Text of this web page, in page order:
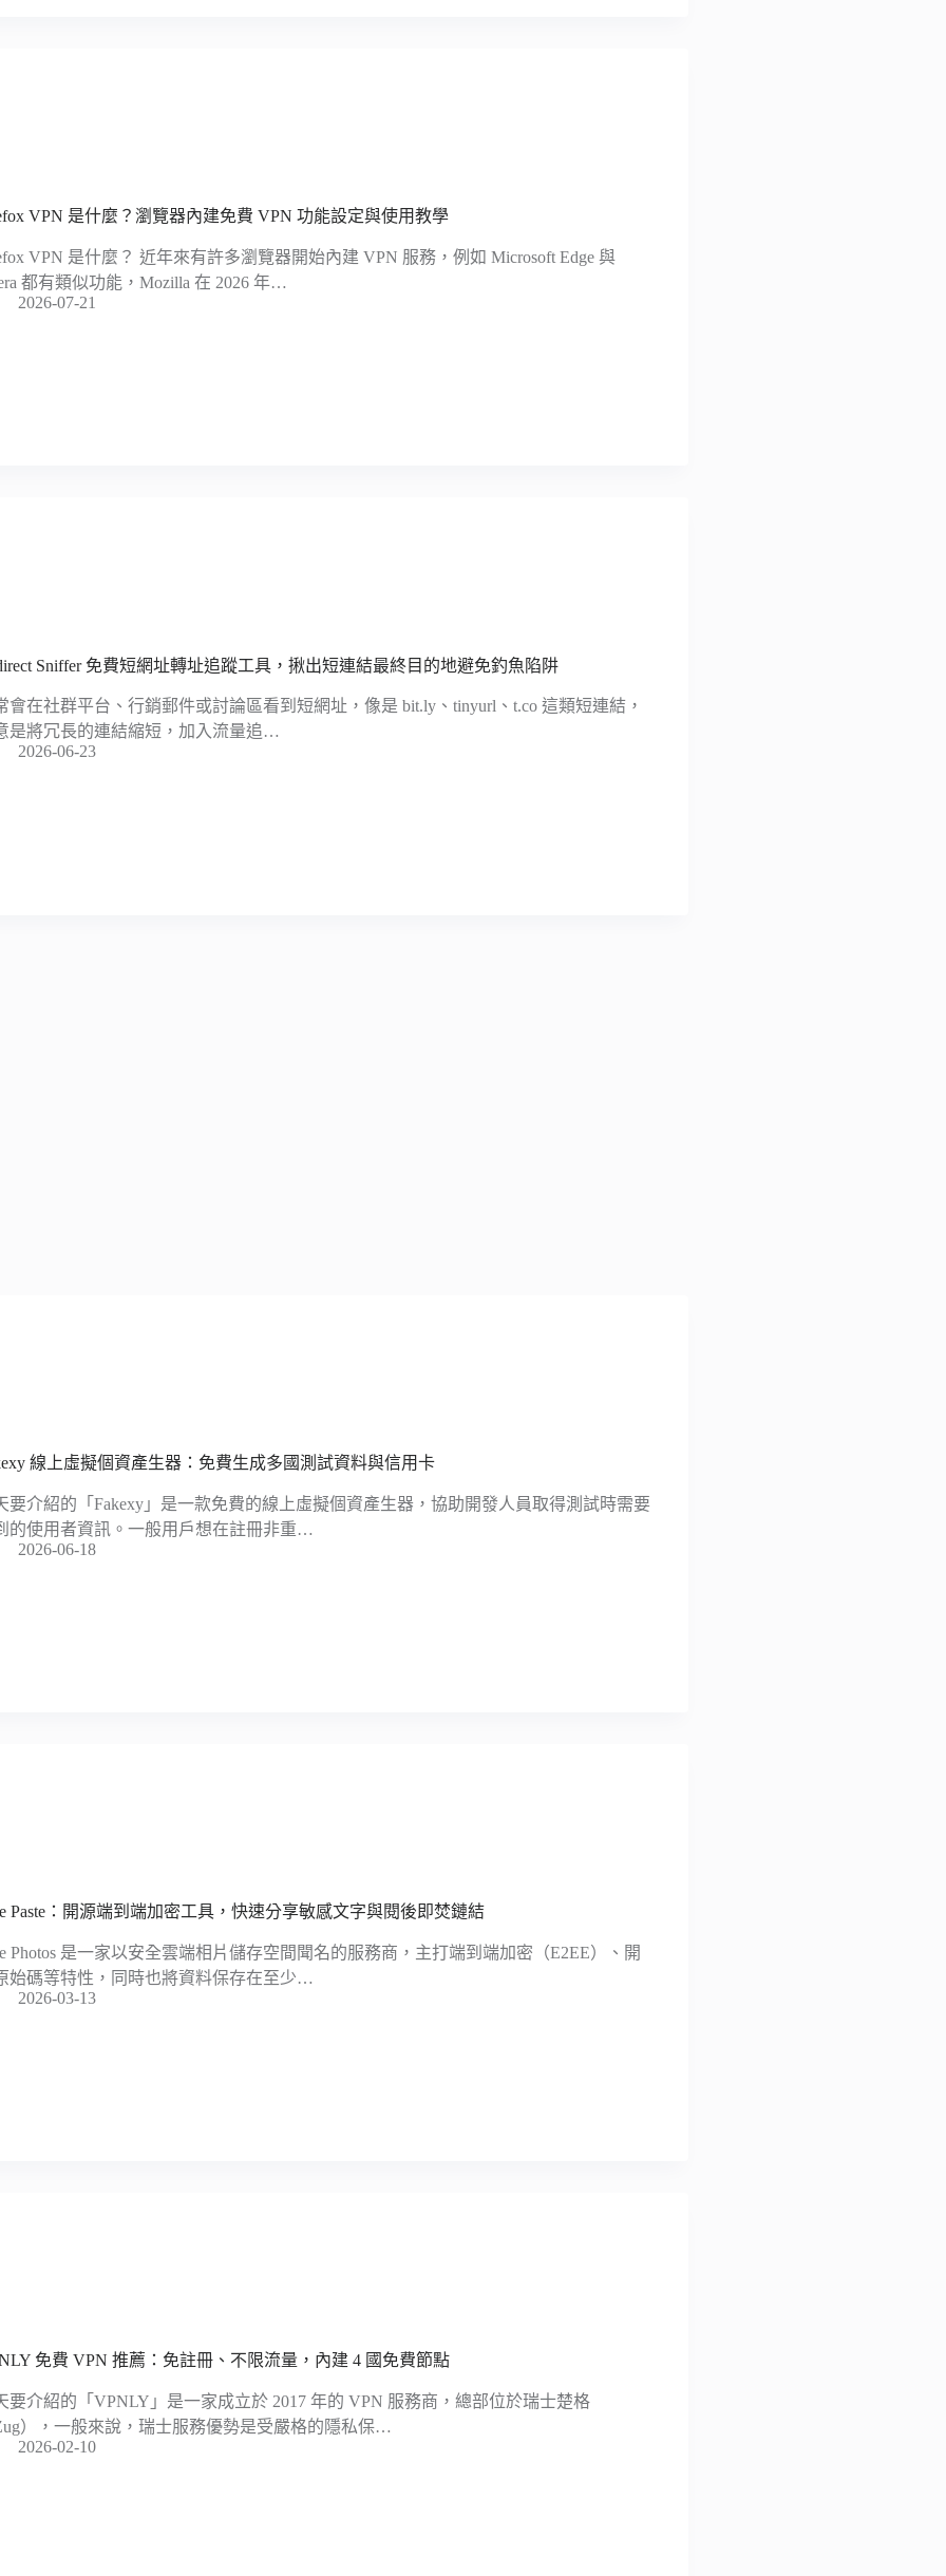
VPN 是什麼？瀏覽器內建免費 VPN 功能設定與使用教學
VPN 是什麼？ 近年來有許多瀏覽器開始內建 VPN 服務，例如 Microsoft Edge 與
都有類似功能，Mozilla 在 2026 年…
2026-07-21
Sniffer 免費短網址轉址追蹤工具，揪出短連結最終目的地避免釣魚陷阱
會在社群平台、行銷郵件或討論區看到短網址，像是 bit.ly、tinyurl、t.co 這類短連結，
是將冗長的連結縮短，加入流量追…
2026-06-23
線上虛擬個資產生器：免費生成多國測試資料與信用卡
要介紹的「Fakexy」是一款免費的線上虛擬個資產生器，協助開發人員取得測試時需要
的使用者資訊。一般用戶想在註冊非重…
2026-06-18
Paste：開源端到端加密工具，快速分享敏感文字與閱後即焚鏈結
Photos 是一家以安全雲端相片儲存空間聞名的服務商，主打端到端加密（E2EE）、開
始碼等特性，同時也將資料保存在至少…
2026-03-13
免費 VPN 推薦：免註冊、不限流量，內建 4 國免費節點
要介紹的「VPNLY」是一家成立於 2017 年的 VPN 服務商，總部位於瑞士楚格
），一般來說，瑞士服務優勢是受嚴格的隱私保…
2026-02-10